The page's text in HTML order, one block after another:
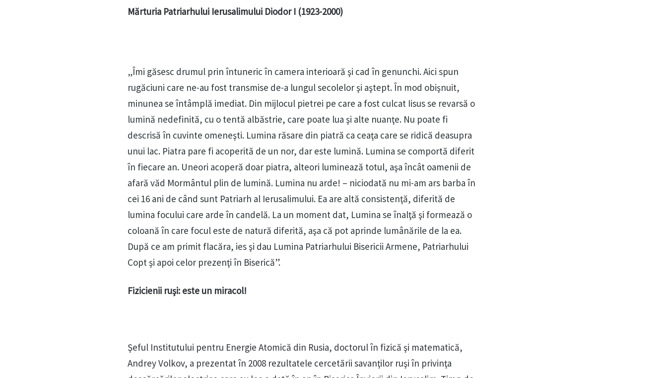
Mărturia Patriarhului Ierusalimului Diodor I (1923-2000)
„Îmi găsesc drumul prin întuneric în camera interioară şi cad în genunchi. Aici spun
rugăciuni care ne-au fost transmise de-a lungul secolelor şi aştept. În mod obişnuit,
minunea se întâmplă imediat. Din mijlocul pietrei pe care a fost culcat Iisus se revarsă o
lumină nedefinită, cu o tentă albăstrie, care poate lua şi alte nuanţe. Nu poate fi
descrisă în cuvinte omeneşti. Lumina răsare din piatră ca ceaţa care se ridică deasupra
unui lac. Piatra pare fi acoperită de un nor, dar este lumină. Lumina se comportă diferit
în fiecare an. Uneori acoperă doar piatra, alteori luminează totul, aşa încât oamenii de
afară văd Mormântul plin de lumină. Lumina nu arde! – niciodată nu mi-am ars barba în
cei 16 ani de când sunt Patriarh al Ierusalimului. Ea are altă consistenţă, diferită de
lumina focului care arde în candelă. La un moment dat, Lumina se înalţă şi formează o
coloană în care focul este de natură diferită, aşa că pot aprinde lumânările de la ea.
După ce am primit flacăra, ies şi dau Lumina Patriarhului Bisericii Armene, Patriarhului
Copt şi apoi celor prezenţi în Biserică”.
Fizicienii ruşi: este un miracol!
Şeful Institutului pentru Energie Atomică din Rusia, doctorul în fizică şi matematică,
Andrey Volkov, a prezentat în 2008 rezultatele cercetării savanţilor ruşi în privinţa